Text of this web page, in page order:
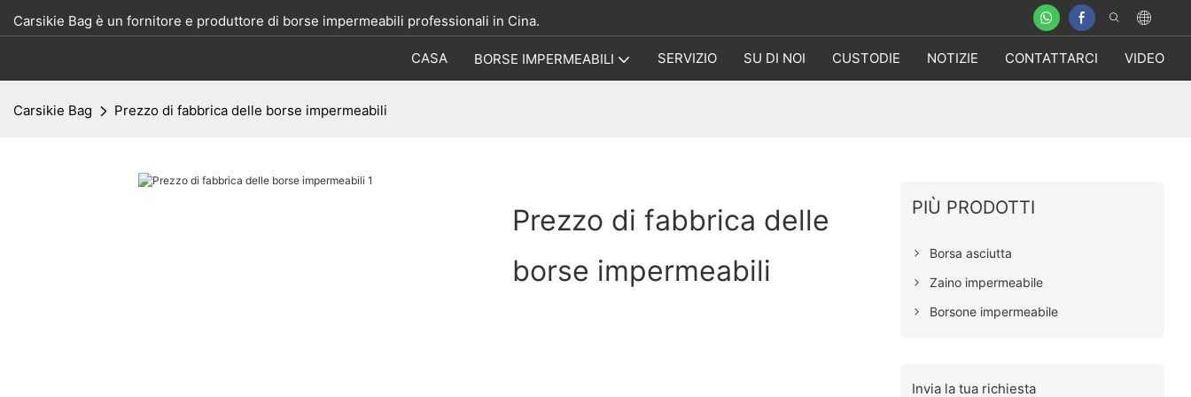
Carsikie Bag è un fornitore e produttore di borse impermeabili professionali in Cina.
CASA BORSE IMPERMEABILI SERVIZIO SU DI NOI CUSTODIE NOTIZIE CONTATTARCI VIDEO
Carsikie Bag Prezzo di fabbrica delle borse impermeabili
Prezzo di fabbrica delle
borse impermeabili
PIÙ PRODOTTI
Borsa asciutta
Zaino impermeabile
Borsone impermeabile
Invia la tua richiesta